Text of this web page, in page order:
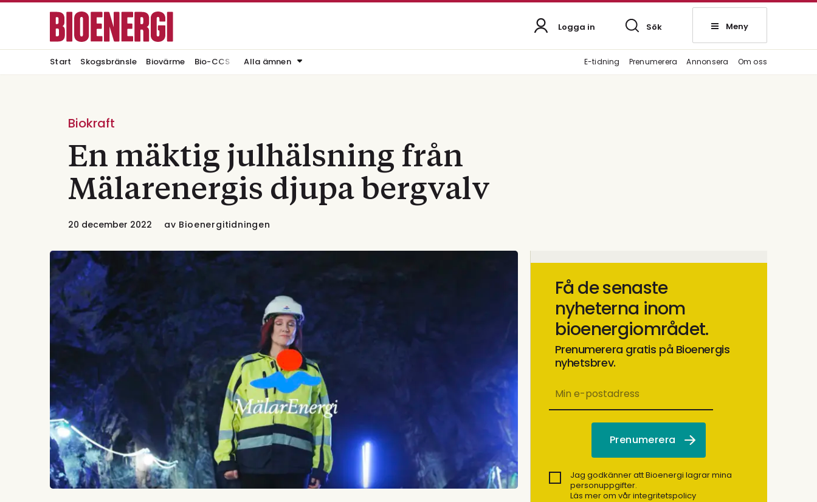
Logga in Sök Meny
Start Skogsbränsle Biovärme Bio-CCS Alla ämnen E-tidning Prenumerera Annonsera Om oss
Biokraft
En mäktig julhälsning från
Mälarenergis djupa bergvalv
20 december 2022 av Bioenergitidningen
Få de senaste
nyheterna inom
bioenergiområdet.
Prenumerera gratis på Bioenergis
nyhetsbrev.
Jag godkänner att Bioenergi lagrar mina
personuppgifter.
Läs mer om vår integritetspolicy